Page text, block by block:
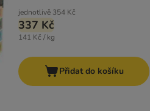
jednotlivě 354 Kč
337 Kč
141 Kč / kg
Přidat do košíku